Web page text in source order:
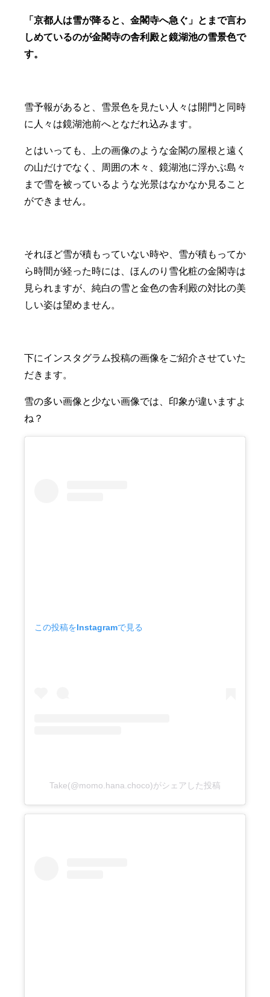
「京都人は雪が降ると、金閣寺へ急ぐ」とまで言わ
しめているのが金閣寺の舎利殿と鏡湖池の雪景色で
す。
雪予報があると、雪景色を見たい人々は開門と同時
に人々は鏡湖池前へとなだれ込みます。
とはいっても、上の画像のような金閣の屋根と遠く
の山だけでなく、周囲の木々、鏡湖池に浮かぶ島々
まで雪を被っているような光景はなかなか見ること
ができません。
それほど雪が積もっていない時や、雪が積もってか
ら時間が経った時には、ほんのり雪化粧の金閣寺は
見られますが、純白の雪と金色の舎利殿の対比の美
しい姿は望めません。
下にインスタグラム投稿の画像をご紹介させていた
だきます。
雪の多い画像と少ない画像では、印象が違いますよ
ね？
この投稿をInstagramで見る
Take(@momo.hana.choco)がシェアした投稿